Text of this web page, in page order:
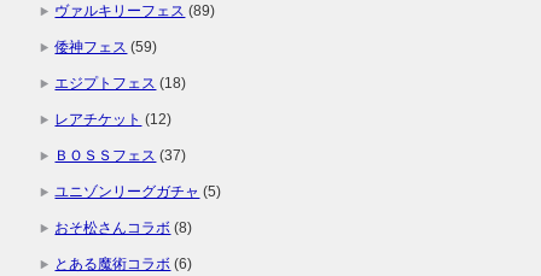
ヴァルキリーフェス (89)
倭神フェス (59)
エジプトフェス (18)
レアチケット (12)
ＢＯＳＳフェス (37)
ユニゾンリーグガチャ (5)
おそ松さんコラボ (8)
とある魔術コラボ (6)